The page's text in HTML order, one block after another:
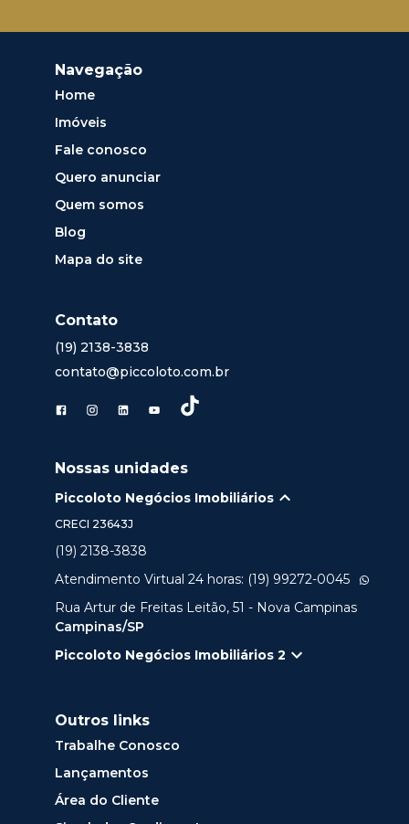
Navegação
Home
Imóveis
Fale conosco
Quero anunciar
Quem somos
Blog
Mapa do site
Contato
(19) 2138-3838
contato@piccoloto.com.br
Nossas unidades
Piccoloto Negócios Imobiliários
CRECI 23643J
(19) 2138-3838
Atendimento Virtual 24 horas: (19) 99272-0045
Rua Artur de Freitas Leitão, 51 - Nova Campinas
Campinas/SP
Piccoloto Negócios Imobiliários 2
Outros links
Trabalhe Conosco
Lançamentos
Área do Cliente